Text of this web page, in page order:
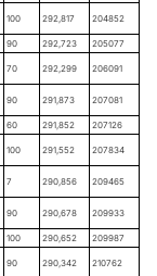
100 292,817 204852
90 292,723
205077
70 292,299 206091
90 291,873 207081
60 291,852
207126
100 291,552 207834
7 290,856 209465
90 290,678 209933
100 290,652
209987
90 290,342 210762